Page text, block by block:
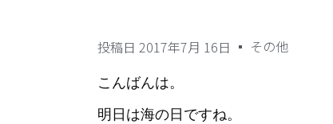
投稿日 2017年7月 16日 その他
こんばんは。
明日は海の日ですね。